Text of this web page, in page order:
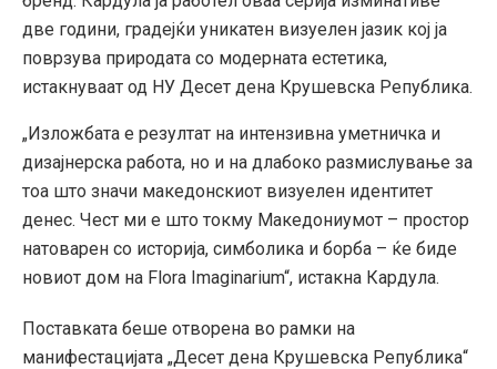
две години, градејќи уникатен визуелен јазик кој ја
поврзува природата со модерната естетика,
истакнуваат од НУ Десет дена Крушевска Република.
„Изложбата е резултат на интензивна уметничка и
дизајнерска работа, но и на длабоко размислување за
тоа што значи македонскиот визуелен идентитет
денес. Чест ми е што токму Македониумот – простор
натоварен со историја, симболика и борба – ќе биде
новиот дом на Flora Imaginarium“, истакна Кардула.
Поставката беше отворена во рамки на
манифестацијата „Десет дена Крушевска Република“